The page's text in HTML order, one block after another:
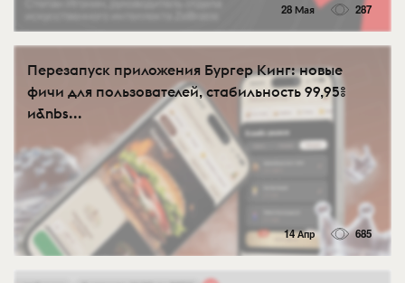
28 Мая 287
Перезапуск приложения Бургер Кинг: новые
фичи для пользователей, стабильность 99,95%
и&nbs...
14 Апр 685